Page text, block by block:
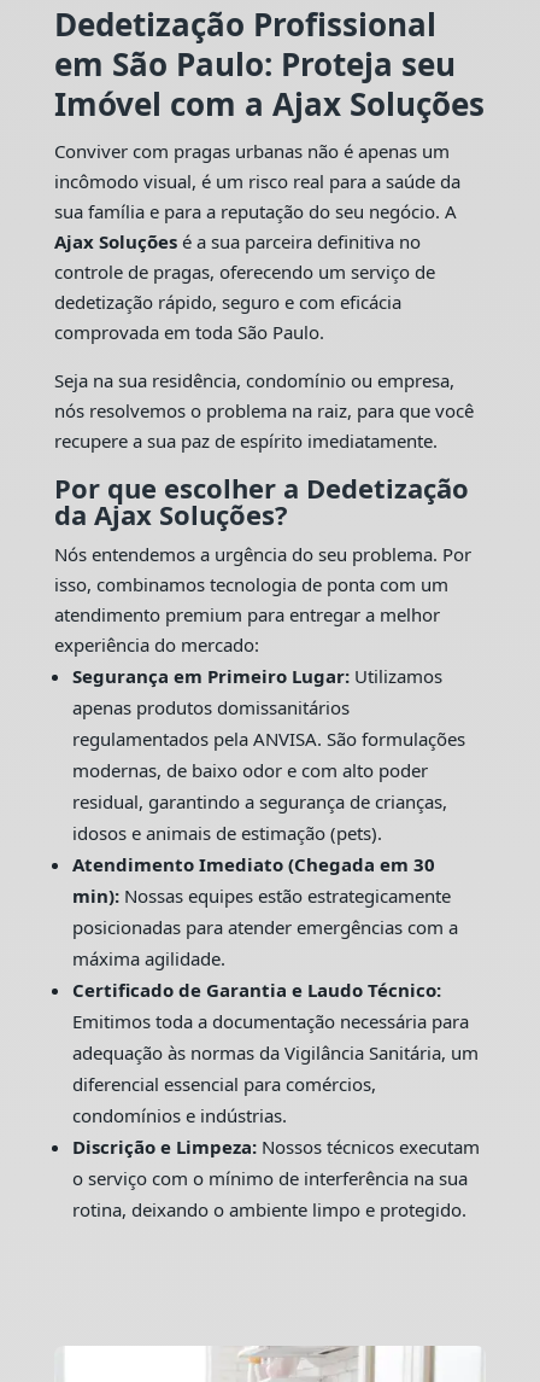
Dedetização Profissional
em São Paulo: Proteja seu
Imóvel com a Ajax Soluções
Conviver com pragas urbanas não é apenas um
incômodo visual, é um risco real para a saúde da
sua família e para a reputação do seu negócio. A
Ajax Soluçõesé a sua parceira definitiva no
controle de pragas, oferecendo um serviço de
dedetização rápido, seguro e com eficácia
comprovada em toda São Paulo.
Seja na sua residência, condomínio ou empresa,
nós resolvemos o problema na raiz, para que você
recupere a sua paz de espírito imediatamente.
Por que escolher a Dedetização
da Ajax Soluções?
Nós entendemos a urgência do seu problema. Por
isso, combinamos tecnologia de ponta com um
atendimento premium para entregar a melhor
experiência do mercado:
Segurança em Primeiro Lugar:Utilizamos
apenas produtos domissanitários
regulamentados pela ANVISA. São formulações
modernas, de baixo odor e com alto poder
residual, garantindo a segurança de crianças,
idosos e animais de estimação (pets).
Atendimento Imediato (Chegada em 30
min):Nossas equipes estão estrategicamente
posicionadas para atender emergências com a
máxima agilidade.
Certificado de Garantia e Laudo Técnico:
Emitimos toda a documentação necessária para
adequação às normas da Vigilância Sanitária, um
diferencial essencial para comércios,
condomínios e indústrias.
Discrição e Limpeza:Nossos técnicos executam
o serviço com o mínimo de interferência na sua
rotina, deixando o ambiente limpo e protegido.